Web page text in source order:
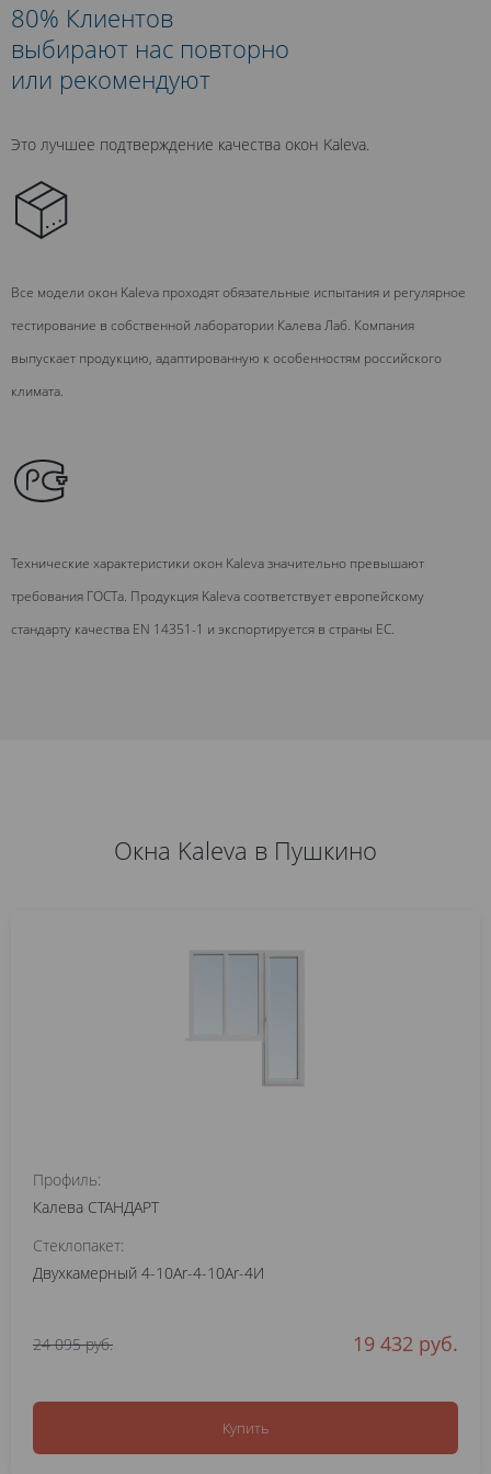
80% Клиентов
выбирают нас повторно
или рекомендуют
Это лучшее подтверждение качества окон Kaleva.
Все модели окон Kaleva проходят обязательные испытания и регулярное
тестирование в собственной лаборатории Калева Лаб. Компания
выпускает продукцию, адаптированную к особенностям российского
климата.
Технические характеристики окон Kaleva значительно превышают
требования ГОСТа. Продукция Kaleva соответствует европейскому
стандарту качества EN 14351-1 и экспортируется в страны ЕС.
Окна Kaleva в Пушкино
Профиль:
Калева СТАНДАРТ
Стеклопакет:
Двухкамерный 4-10Ar-4-10Ar-4И
24 095 руб. 19 432 руб.
Купить